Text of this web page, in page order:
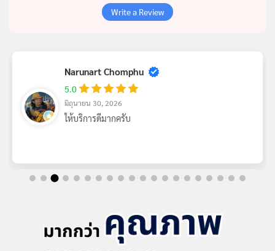
Write a Review
นที เจริญพักตร์
5.0
มิถุนายน 29, 2026
ใช่ดีครับ